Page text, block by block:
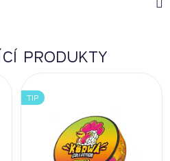
PRODUKTY
TIP